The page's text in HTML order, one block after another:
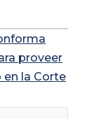
proveer
la Corte